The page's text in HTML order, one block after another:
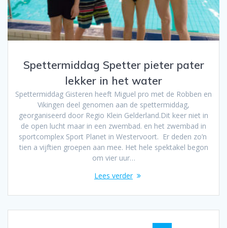
Spettermiddag Spetter pieter pater
lekker in het water
Spettermiddag Gisteren heeft Miguel pro met de Robben en
Vikingen deel genomen aan de spettermiddag,
georganiseerd door Regio Klein Gelderland.Dit keer niet in
de open lucht maar in een zwembad. en het zwembad in
sportcomplex Sport Planet in Westervoort. Er deden zo’n
tien a vijftien groepen aan mee. Het hele spektakel begon
om vier uur…
Lees verder